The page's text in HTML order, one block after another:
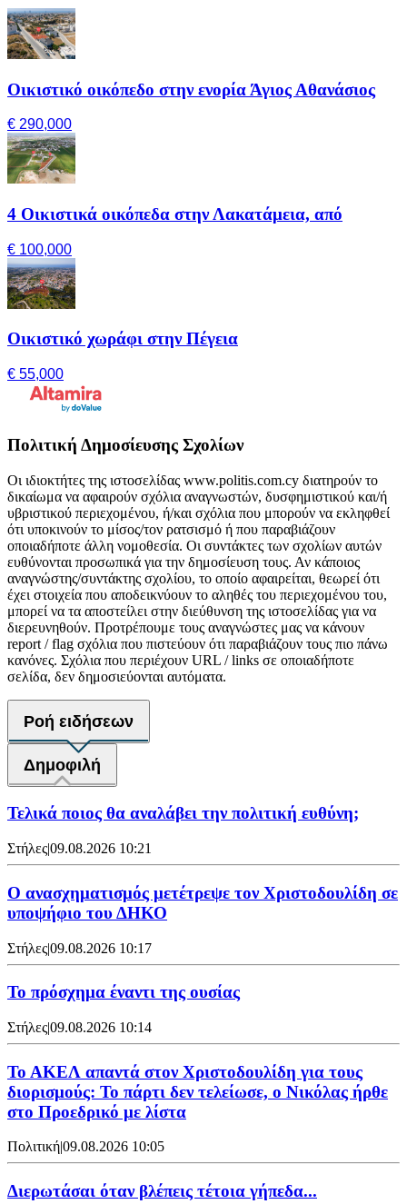
Οικιστικό οικόπεδο στην ενορία Άγιος Αθανάσιος
€ 290,000
4 Οικιστικά οικόπεδα στην Λακατάμεια, από
€ 100,000
Οικιστικό χωράφι στην Πέγεια
€ 55,000
Πολιτική Δημοσίευσης Σχολίων
Οι ιδιοκτήτες της ιστοσελίδας www.politis.com.cy διατηρούν το
δικαίωμα να αφαιρούν σχόλια αναγνωστών, δυσφημιστικού και/ή
υβριστικού περιεχομένου, ή/και σχόλια που μπορούν να εκληφθεί
ότι υποκινούν το μίσος/τον ρατσισμό ή που παραβιάζουν
οποιαδήποτε άλλη νομοθεσία. Οι συντάκτες των σχολίων αυτών
ευθύνονται προσωπικά για την δημοσίευση τους. Αν κάποιος
αναγνώστης/συντάκτης σχολίου, το οποίο αφαιρείται, θεωρεί ότι
έχει στοιχεία που αποδεικνύουν το αληθές του περιεχομένου του,
μπορεί να τα αποστείλει στην διεύθυνση της ιστοσελίδας για να
διερευνηθούν. Προτρέπουμε τους αναγνώστες μας να κάνουν
report / flag σχόλια που πιστεύουν ότι παραβιάζουν τους πιο πάνω
κανόνες. Σχόλια που περιέχουν URL / links σε οποιαδήποτε
σελίδα, δεν δημοσιεύονται αυτόματα.
Ροή ειδήσεων
Δημοφιλή
Τελικά ποιος θα αναλάβει την πολιτική ευθύνη;
Στήλες|09.08.2026 10:21
Ο ανασχηματισμός μετέτρεψε τον Χριστοδουλίδη σε
υποψήφιο του ΔΗΚΟ
Στήλες|09.08.2026 10:17
Το πρόσχημα έναντι της ουσίας
Στήλες|09.08.2026 10:14
Το ΑΚΕΛ απαντά στον Χριστοδουλίδη για τους
διορισμούς: Το πάρτι δεν τελείωσε, ο Νικόλας ήρθε
στο Προεδρικό με λίστα
Πολιτική|09.08.2026 10:05
Διερωτάσαι όταν βλέπεις τέτοια γήπεδα...